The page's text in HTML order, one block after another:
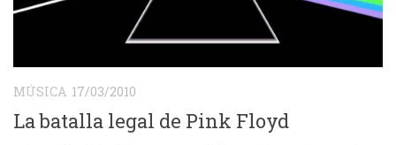
MÚSICA 17/03/2010
La batalla legal de Pink Floyd